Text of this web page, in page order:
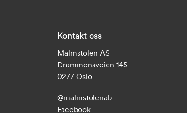
Kontakt oss
Malmstolen AS
Drammensveien 145
0277 Oslo
@malmstolenab
Facebook